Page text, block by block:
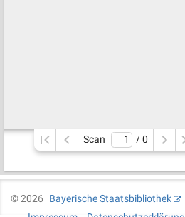
Scan / 0
©2026
Bayerische Staatsbibliothek